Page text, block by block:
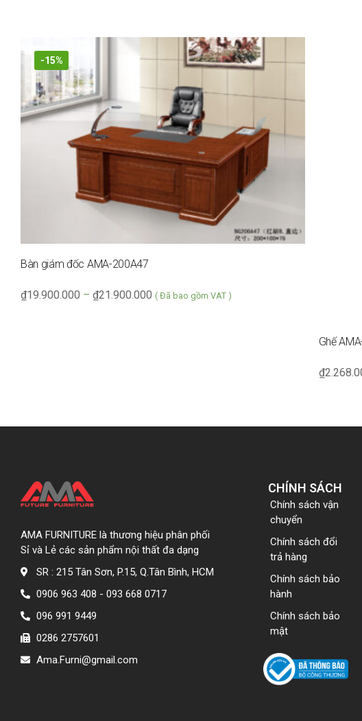
-15%
Bàn giám đốc AMA-200A47
19.900.000
₫ – 21.900.000
₫ ( Đã bao gồm VAT )
Ghế
₫
AMA FURNITURE là thương hiệu phân phối
Sỉ và Lẻ các sản phẩm nội thất đa dạng
SR : 215 Tân Sơn, P.15, Q.Tân Bình, HCM
0906 963 408 - 093 668 0717
096 991 9449
0286 2757601
Ama.Furni@gmail.com
CHÍNH SÁCH
Chính sách vận
chuyển
Chính sách đổi
trả hàng
Chính sách bảo
hành
Chính sách bảo
mật